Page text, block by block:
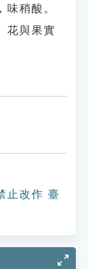
稍酸。
花與果實
止改作 臺